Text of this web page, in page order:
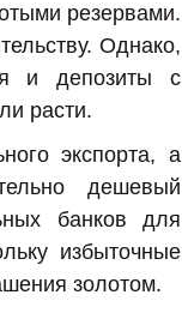
резервами.
Однако,
и депозиты с
расти.
экспорта, а
дешевый
банков для
избыточные
золотом.